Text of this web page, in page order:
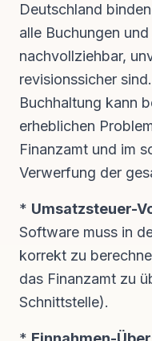
Deutschland
alle Buchungen
nachvollziehbar,
revisionssicher
Buchhaltung kann
erheblichen
Finanzamt und im
Verwerfung der
* Umsatzsteuer-
Software muss in
korrekt zu
das Finanzamt zu
Schnittstelle).